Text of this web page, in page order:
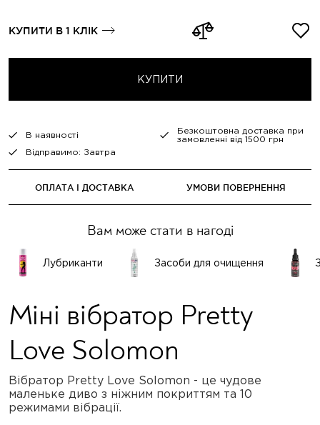
КУПИТИ
КУПИТИ В 1 КЛІК
В наявності
Безкоштовна доставка при
замовленні від 1500 грн
Відправимо: Завтра
ОПЛАТА І ДОСТАВКА УМОВИ ПОВЕРНЕННЯ
Вам може стати в нагоді
Лубриканти Засоби для очищення
Міні вібратор Pretty
Love Solomon
Вібратор Pretty Love Solomon - це чудове
маленьке диво з ніжним покриттям та 10
режимами вібрації.